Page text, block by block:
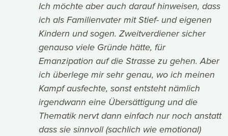
Ich möchte aber auch darauf hinweisen, dass
ich als Familienvater mit Stief- und eigenen
Kindern und sogen. Zweitverdiener sicher
genauso viele Gründe hätte, für
Emanzipation auf die Strasse zu gehen. Aber
ich überlege mir sehr genau, wo ich meinen
Kampf ausfechte, sonst entsteht nämlich
irgendwann eine Übersättigung und die
Thematik nervt dann einfach nur noch anstatt
dass sie sinnvoll (sachlich wie emotional)